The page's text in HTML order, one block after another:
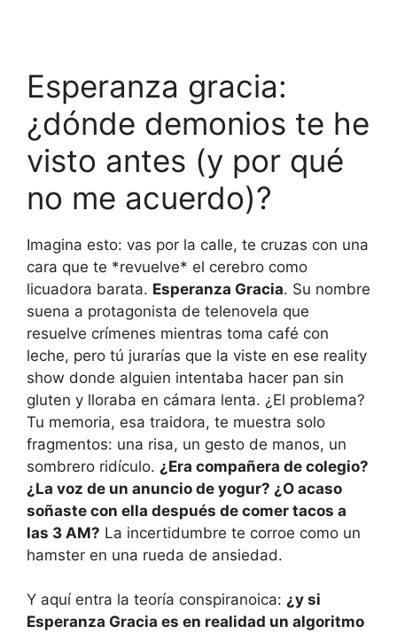
Esperanza gracia:
¿dónde demonios te he
visto antes (y por qué
no me acuerdo)?
Imagina esto: vas por la calle, te cruzas con una
cara que te *revuelve* el cerebro como
licuadora barata. Esperanza Gracia. Su nombre
suena a protagonista de telenovela que
resuelve crímenes mientras toma café con
leche, pero tú jurarías que la viste en ese reality
show donde alguien intentaba hacer pan sin
gluten y lloraba en cámara lenta. ¿El problema?
Tu memoria, esa traidora, te muestra solo
fragmentos: una risa, un gesto de manos, un
sombrero ridículo. ¿Era compañera de colegio?
¿La voz de un anuncio de yogur? ¿O acaso
soñaste con ella después de comer tacos a
las 3 AM? La incertidumbre te corroe como un
hamster en una rueda de ansiedad.
Y aquí entra la teoría conspiranoica: ¿y si
Esperanza Gracia es en realidad un algoritmo